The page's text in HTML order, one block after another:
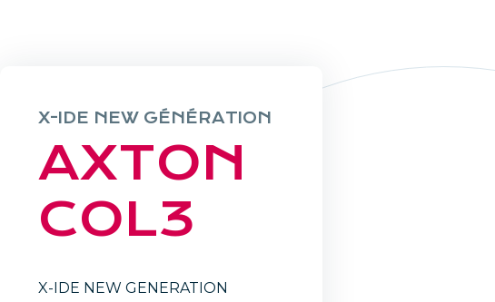
X-IDE NEW GÉNÉRATION
AXTON
COL3
X-IDE NEW GENERATION